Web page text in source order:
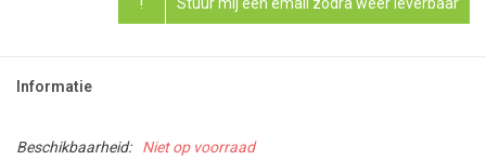
! Stuur mij een email zodra weer leverbaar
Informatie
Beschikbaarheid:
Niet op voorraad